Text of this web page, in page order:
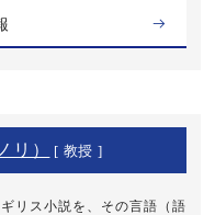
） [ 教授 ]
リス小説を、その言語（語